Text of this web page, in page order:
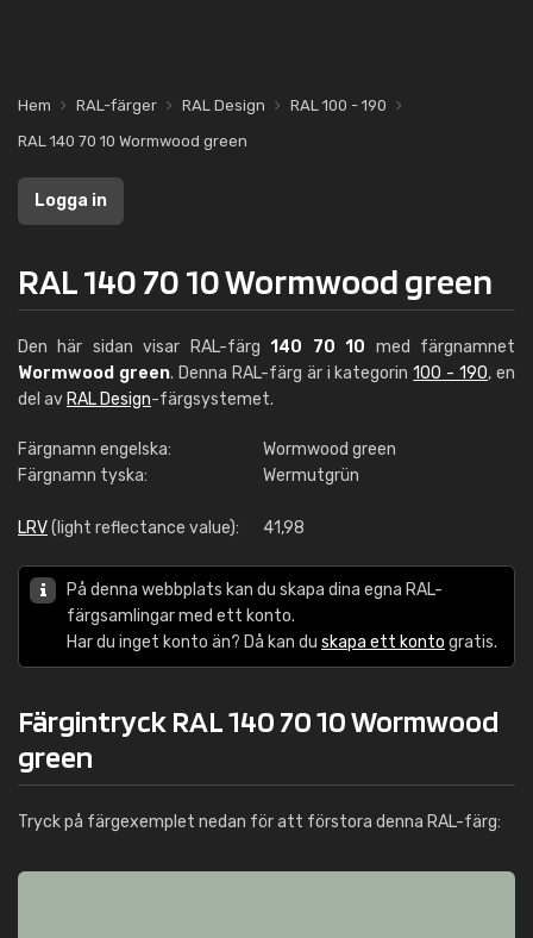
Hem RAL-färger RAL Design
RAL 100 - 190
RAL 140 70 10 Wormwood green
Logga in
RAL 140 70 10 Wormwood green
Den här sidan visar RAL-färg140 70 10 med färgnamnet
Wormwood green. Denna RAL-färg är i kategorin100 - 190, en
del av RAL Design-färgsystemet.
Färgnamn engelska:
Wormwood green
Färgnamn tyska:
Wermutgrün
LRV(light reflectance value): 41,98
På denna webbplats kan du skapa dina egna RAL-
färgsamlingar med ett konto.
Har du inget konto än? Då kan du skapa ett konto gratis.
Färgintryck RAL 140 70 10 Wormwood
green
Tryck på färgexemplet nedan för att förstora denna RAL-färg: